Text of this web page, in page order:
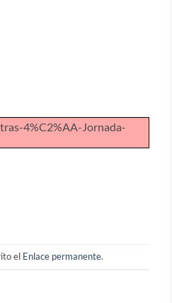
4%C2%AA-Jornada-
el Enlace permanente.